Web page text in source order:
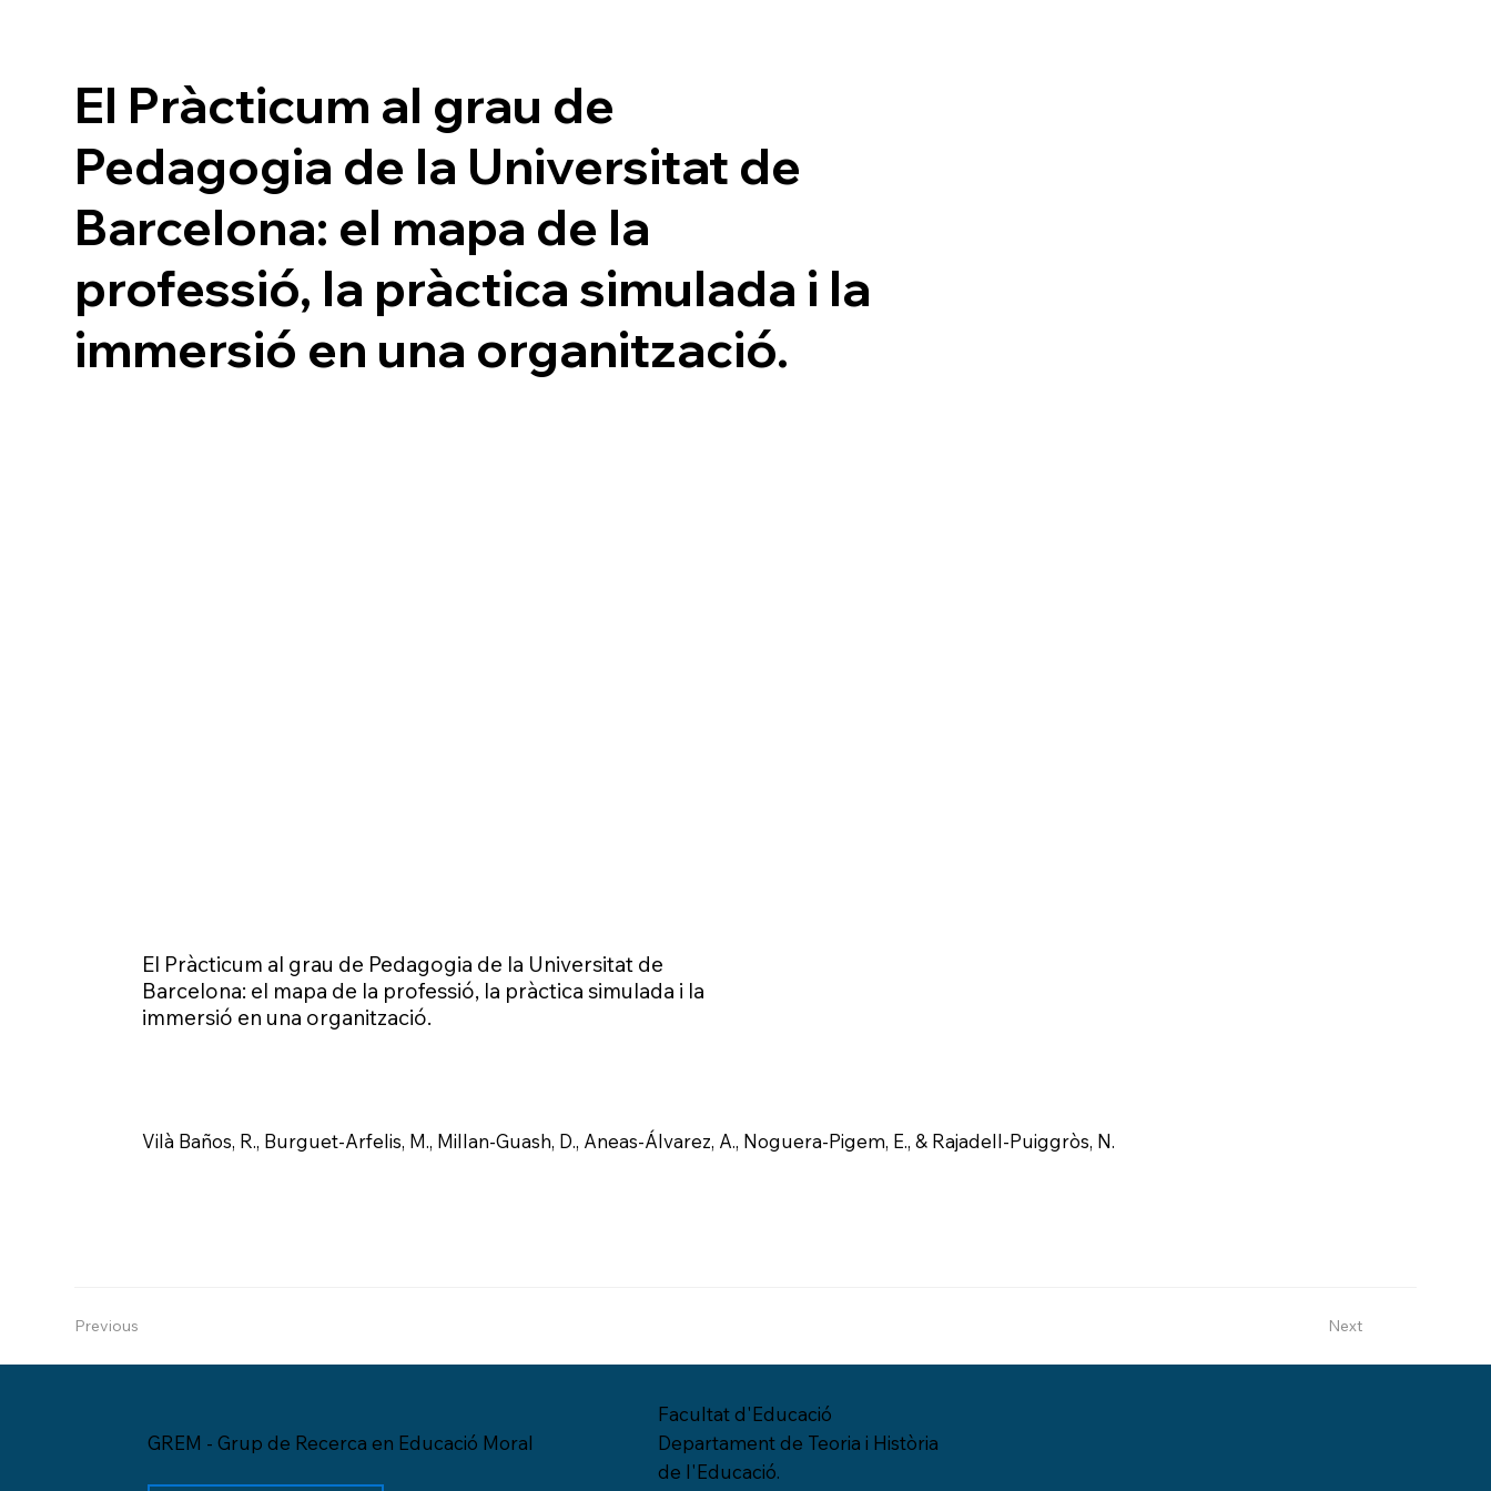
El Pràcticum al grau de
Pedagogia de la Universitat de
Barcelona: el mapa de la
professió, la pràctica simulada i la
immersió en una organització.
El Pràcticum al grau de Pedagogia de la Universitat de
Barcelona: el mapa de la professió, la pràctica simulada i la
immersió en una organització.
Vilà Baños, R., Burguet-Arfelis, M., Millan-Guash, D., Aneas-Álvarez, A., Noguera-Pigem, E., & Rajadell-Puiggròs, N.
Previous Next
GREM - Grup de Recerca en Educació Moral
Facultat d'Educació
Departament de Teoria i Història
de l'Educació.